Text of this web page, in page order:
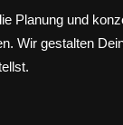
Planung und
Wir gestalten